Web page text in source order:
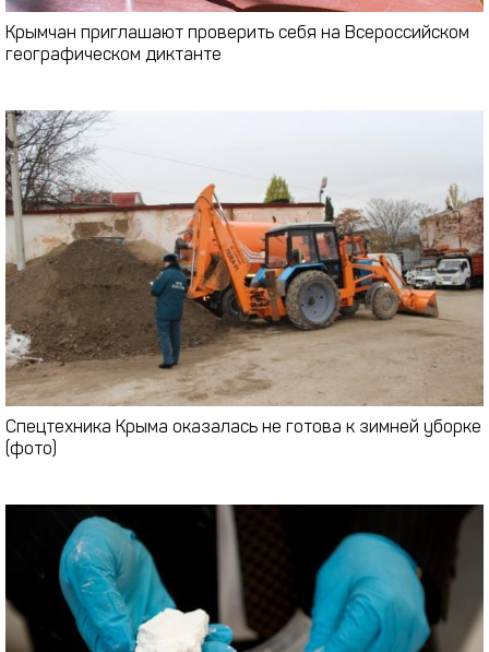
Крымчан приглашают проверить себя на Всероссийском
географическом диктанте
Спецтехника Крыма оказалась не готова к зимней уборке
(фото)